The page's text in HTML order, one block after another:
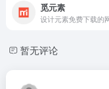
觅元素
设计元素免费下载的
暂无评论